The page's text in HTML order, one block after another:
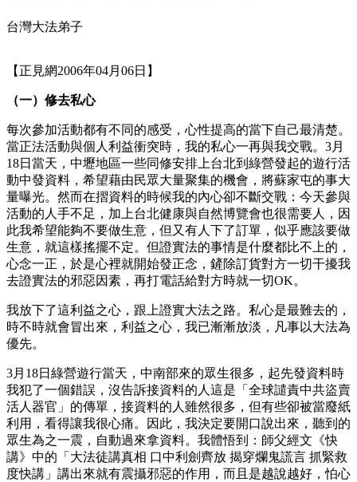
台灣大法弟子
【正見網2006年04月06日】
（一）修去私心
每次參加活動都有不同的感受，心性提高的當下自己最清楚。
當正法活動與個人利益衝突時，我的私心一再與我交戰。3月
18日當天，中壢地區一些同修安排上台北到綠營發起的遊行活
動中發資料，希望藉由民眾大量聚集的機會，將蘇家屯的事大
量曝光。然而在摺資料的時候我的內心卻不斷交戰：今天參與
活動的人手不足，加上台北健康與自然博覽會也很需要人，因
此我希望能夠不要做生意，但又有人下了訂單，似乎應該要做
生意，就這樣搖擺不定。但證實法的事情是什麼都比不上的，
心念一正，於是心裡就開始發正念，鏟除訂貨對方一切干擾我
去證實法的邪惡因素，再打電話給對方時就一切OK。
我放下了這利益之心，跟上證實大法之路。私心是最難去的，
時不時就會冒出來，利益之心，我已漸漸放淡，凡事以大法為
優先。
3月18日綠營遊行當天，中南部來的眾生很多，起先發資料時
我犯了一個錯誤，沒告訴接資料的人這是「全球譴責中共盜賣
活人器官」的傳單，接資料的人雖然很多，但有些卻被當廢紙
利用，看得讓我很心痛。因此，我決定要開口說出來，聽到的
眾生為之一震，自動過來拿資料。我體悟到：師父經文《快
講》中的「大法徒講真相 口中利劍齊放 揭穿爛鬼謊言 抓緊救
度快講」講出來就有震攝邪惡的作用，而且是越說越好，怕心